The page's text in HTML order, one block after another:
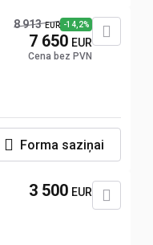
8 913 EUR -14,2%
7 650 EUR
Cena bez PVN
Forma saziņai
3 500 EUR